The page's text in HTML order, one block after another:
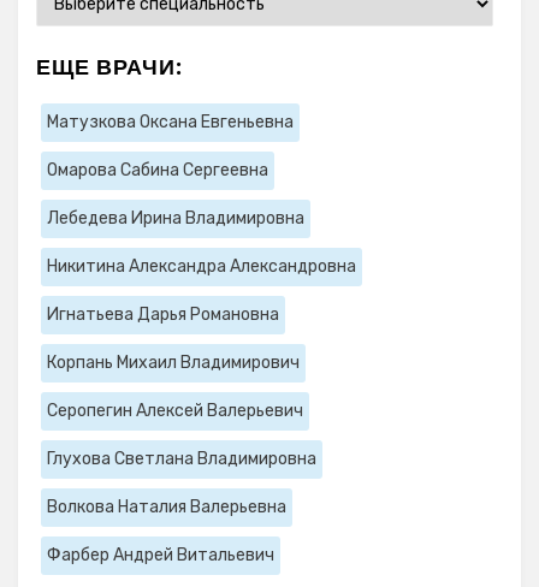
ЕЩЕ ВРАЧИ:
Матузкова Оксана Евгеньевна
Омарова Сабина Сергеевна
Лебедева Ирина Владимировна
Никитина Александра Александровна
Игнатьева Дарья Романовна
Корпань Михаил Владимирович
Серопегин Алексей Валерьевич
Глухова Светлана Владимировна
Волкова Наталия Валерьевна
Фарбер Андрей Витальевич